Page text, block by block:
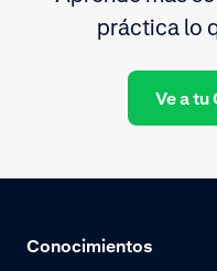
práctica lo
Ve a
Conocimientos